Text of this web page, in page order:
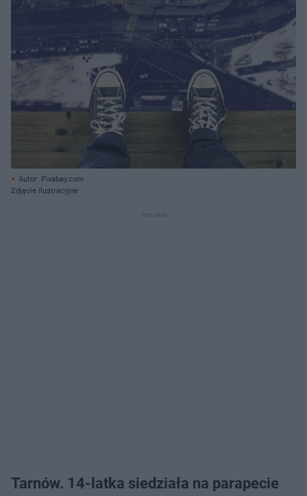
Autor: Pixabay.com
Zdjęcie ilustracyjne
Tarnów. 14-latka siedziała na parapecie